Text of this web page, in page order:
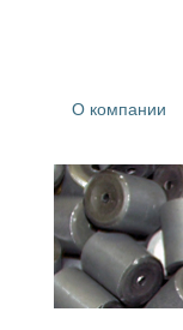
О компании